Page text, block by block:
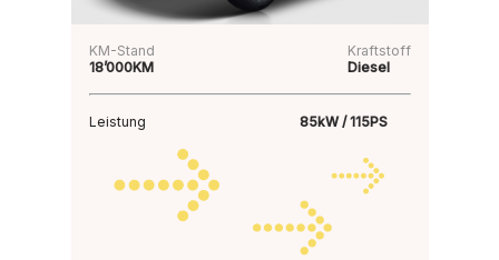
KM-Stand
18’000KM
Kraftstoff
Diesel
Leistung 85kW / 115PS